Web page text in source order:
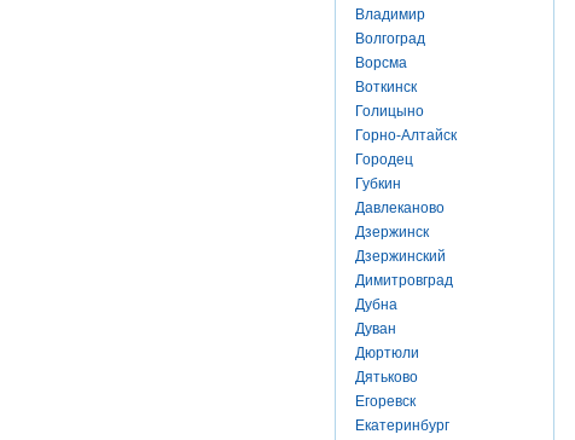
Владимир
Волгоград
Ворсма
Воткинск
Голицыно
Горно-Алтайск
Городец
Губкин
Давлеканово
Дзержинск
Дзержинский
Димитровград
Дубна
Дуван
Дюртюли
Дятьково
Егоревск
Екатеринбург